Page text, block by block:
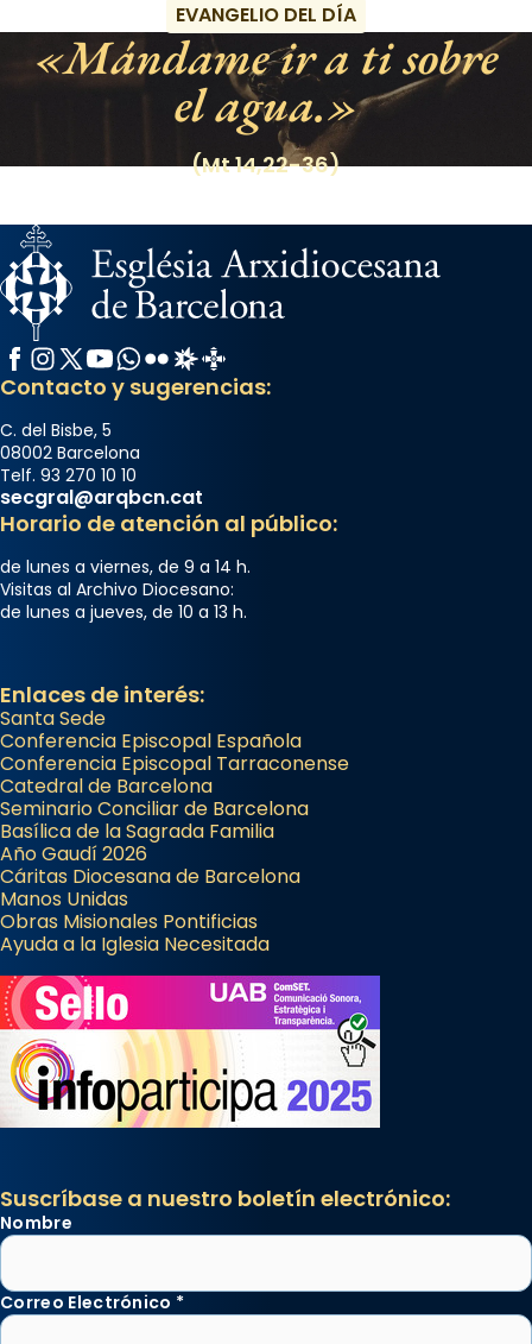
EVANGELIO DEL DÍA
Mándame ir a ti sobre
el agua.
(Mt 14,22-36)
Facebook
Instagram
X / Twitter
YouTube
WhatsApp
FlickrRadio Estel
Catalunya Cristiana
Contacto y sugerencias:
C. del Bisbe, 5
08002 Barcelona
Telf. 93 270 10 10
secgral@arqbcn.cat
Horario de atención al público:
de lunes a viernes, de 9 a 14 h.
Visitas al Archivo Diocesano:
de lunes a jueves, de 10 a 13 h.
Enlaces de interés:
Santa Sede
Conferencia Episcopal Española
Conferencia Episcopal Tarraconense
Catedral de Barcelona
Seminario Conciliar de Barcelona
Basílica de la Sagrada Familia
Año Gaudí 2026
Cáritas Diocesana de Barcelona
Manos Unidas
Obras Misionales Pontificias
Ayuda a la Iglesia Necesitada
Suscríbase a nuestro boletín electrónico:
Nombre
Correo Electrónico *